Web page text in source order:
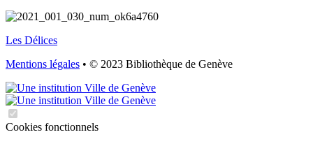
Les Délices
Mentions légales • © 2023 Bibliothèque de Genève
Cookies fonctionnels